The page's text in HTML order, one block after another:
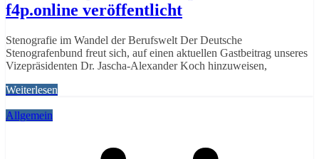
f4p.online veröffentlicht
Stenografie im Wandel der Berufswelt Der Deutsche
Stenografenbund freut sich, auf einen aktuellen Gastbeitrag unseres
Vizepräsidenten Dr. Jascha‑Alexander Koch hinzuweisen,
Weiterlesen
Allgemein